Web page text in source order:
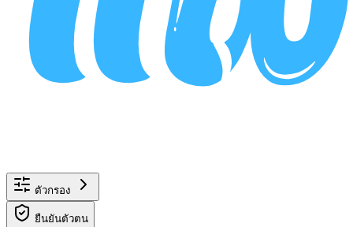
ตัวกรอง
ยืนยันตัวตน